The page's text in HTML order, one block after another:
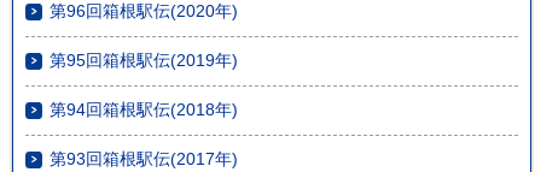
第96回箱根駅伝(2020年)
第95回箱根駅伝(2019年)
第94回箱根駅伝(2018年)
第93回箱根駅伝(2017年)